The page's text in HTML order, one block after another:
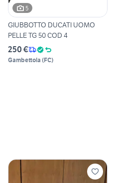
5
GIUBBOTTO DUCATI UOMO
PELLE TG 50 COD 4
250 €
Gambettola (FC)